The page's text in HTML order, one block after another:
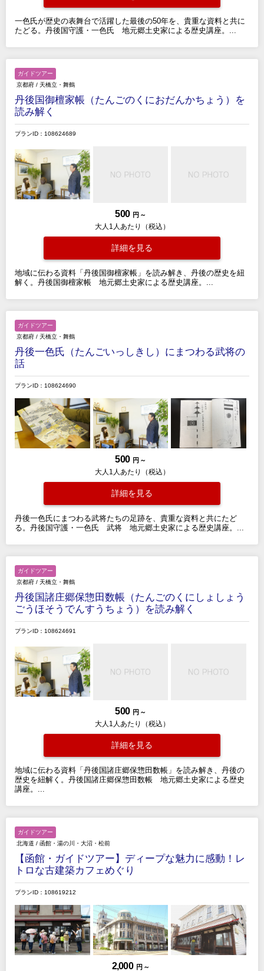
一色氏が歴史の表舞台で活躍した最後の50年を、貴重な資料と共に
たどる。丹後国守護・一色氏 地元郷土史家による歴史講座。...
ガイドツアー
京都府 / 天橋立・舞鶴
丹後国御檀家帳（たんごのくにおだんかちょう）を
読み解く
プランID：108624689
500 円 ～
大人1人あたり（税込）
詳細を見る
地域に伝わる資料「丹後国御檀家帳」を読み解き、丹後の歴史を紐
解く。丹後国御檀家帳 地元郷土史家による歴史講座。...
ガイドツアー
京都府 / 天橋立・舞鶴
丹後一色氏（たんごいっしきし）にまつわる武将の
話
プランID：108624690
500 円 ～
大人1人あたり（税込）
詳細を見る
丹後一色氏にまつわる武将たちの足跡を、貴重な資料と共にたど
る。丹後国守護・一色氏 武将 地元郷土史家による歴史講座。...
ガイドツアー
京都府 / 天橋立・舞鶴
丹後国諸庄郷保惣田数帳（たんごのくにしょしょう
ごうほそうでんすうちょう）を読み解く
プランID：108624691
500 円 ～
大人1人あたり（税込）
詳細を見る
地域に伝わる資料「丹後国諸庄郷保惣田数帳」を読み解き、丹後の
歴史を紐解く。丹後国諸庄郷保惣田数帳 地元郷土史家による歴史
講座。...
ガイドツアー
北海道 / 函館・湯の川・大沼・松前
【函館・ガイドツアー】ディープな魅力に感動！レ
トロな古建築カフェめぐり
プランID：108619212
2,000 円 ～